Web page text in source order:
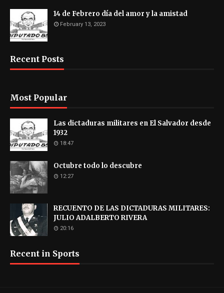
14 de Febrero día del amor y la amistad
February 13, 2023
Recent Posts
Most Popular
Las dictaduras militares en El Salvador desde
1932
18:47
Octubre todo lo descubre
12:27
RECUENTO DE LAS DICTADURAS MILITARES:
JULIO ADALBERTO RIVERA
20:16
Recent in Sports